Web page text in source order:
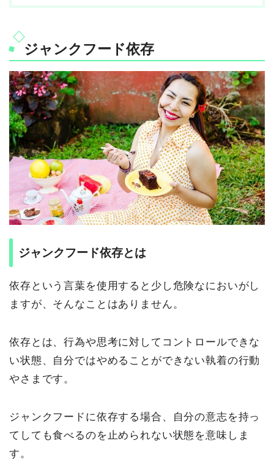
ジャンクフード依存
ジャンクフード依存とは
依存という言葉を使用すると少し危険なにおいがし
ますが、そんなことはありません。
依存とは、行為や思考に対してコントロールできな
い状態、自分ではやめることができない執着の行動
やさまです。
ジャンクフードに依存する場合、自分の意志を持っ
てしても食べるのを止められない状態を意味しま
す。